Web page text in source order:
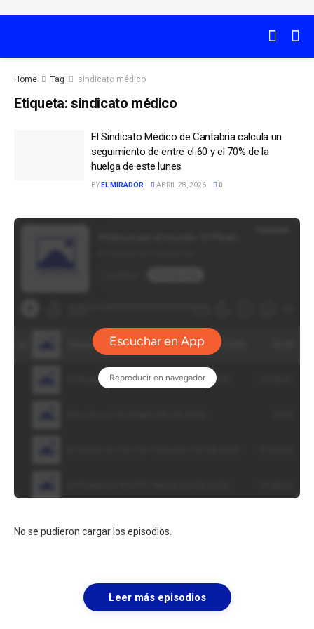
Home Tag sindicato médico
Etiqueta: sindicato médico
El Sindicato Médico de Cantabria calcula un
seguimiento de entre el 60 y el 70% de la
huelga de este lunes
BY EL MIRADOR ABRIL 28, 2026 0
No se pudieron cargar los episodios.
Leer más episodios